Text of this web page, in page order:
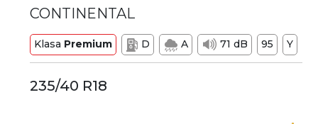
CONTINENTAL
Klasa Premium D A 71 dB 95 Y
235/40 R18